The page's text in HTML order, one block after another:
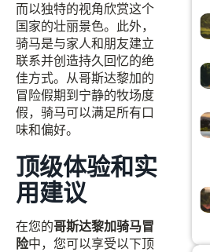
而以独特的视角欣赏这个
国家的壮丽景色。此外，
骑马是与家人和朋友建立
联系并创造持久回忆的绝
佳方式。从哥斯达黎加的
冒险假期到宁静的牧场度
假，骑马可以满足所有口
味和偏好。
顶级体验和实
用建议
在您的哥斯达黎加骑马冒
险中，您可以享受以下顶